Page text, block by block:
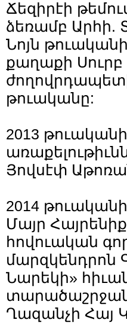
Ճեզիրէի
ձեռամբ Արհի.
Նոյն
քաղաքի
թուականը:
2013
Յովսէփ
2014
Մայր
հովուական
մարզկենդրոն
Նարեկի»
Ղազանչի Հայ